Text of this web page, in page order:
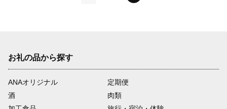
お礼の品から探す
ANAオリジナル
定期便
酒
肉類